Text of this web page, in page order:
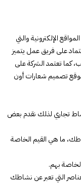
الإلكترونية والتي
على فريق عمل يتميز
كما تعتمد الشركة على
موقع تصميم شعارات أون
نشاط تجاري لذلك نقدم بعض
ما هي القيم الخاصة
بهم.
التي تعبر عن نشاطك